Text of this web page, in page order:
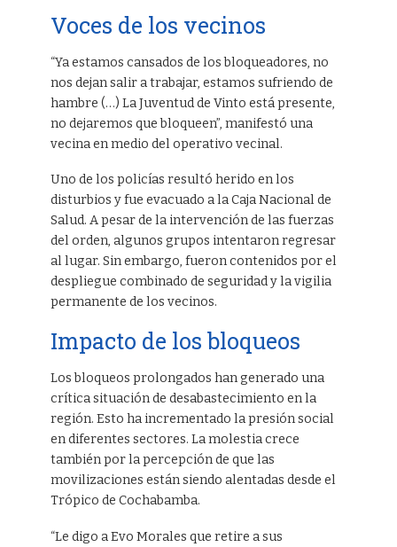
Voces de los vecinos
“Ya estamos cansados de los bloqueadores, no
nos dejan salir a trabajar, estamos sufriendo de
hambre (…) La Juventud de Vinto está presente,
no dejaremos que bloqueen”, manifestó una
vecina en medio del operativo vecinal.
Uno de los policías resultó herido en los
disturbios y fue evacuado a la Caja Nacional de
Salud. A pesar de la intervención de las fuerzas
del orden, algunos grupos intentaron regresar
al lugar. Sin embargo, fueron contenidos por el
despliegue combinado de seguridad y la vigilia
permanente de los vecinos.
Impacto de los bloqueos
Los bloqueos prolongados han generado una
crítica situación de desabastecimiento en la
región. Esto ha incrementado la presión social
en diferentes sectores. La molestia crece
también por la percepción de que las
movilizaciones están siendo alentadas desde el
Trópico de Cochabamba.
“Le digo a Evo Morales que retire a sus